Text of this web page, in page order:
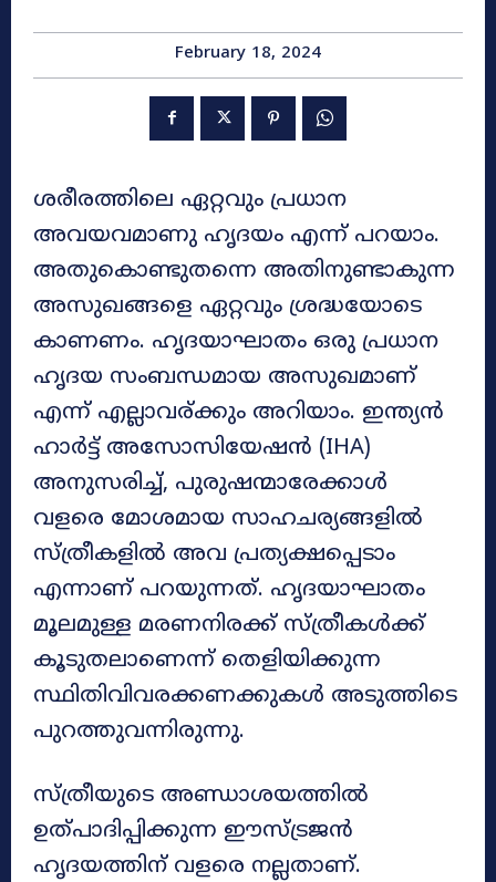
February 18, 2024
ശരീരത്തിലെ ഏറ്റവും പ്രധാന
അവയവമാണു ഹൃദയം എന്ന് പറയാം.
അതുകൊണ്ടുതന്നെ അതിനുണ്ടാകുന്ന
അസുഖങ്ങളെ ഏറ്റവും ശ്രദ്ധയോടെ
കാണണം. ഹൃദയാഘാതം ഒരു പ്രധാന
ഹൃദയ സംബന്ധമായ അസുഖമാണ്
എന്ന് എല്ലാവര്ക്കും അറിയാം. ഇന്ത്യൻ
ഹാർട്ട് അസോസിയേഷൻ (IHA)
അനുസരിച്ച്, പുരുഷന്മാരേക്കാൾ
വളരെ മോശമായ സാഹചര്യങ്ങളിൽ
സ്ത്രീകളിൽ അവ പ്രത്യക്ഷപ്പെടാം
എന്നാണ് പറയുന്നത്. ഹൃദയാഘാതം
മൂലമുള്ള മരണനിരക്ക് സ്ത്രീകൾക്ക്
കൂടുതലാണെന്ന് തെളിയിക്കുന്ന
സ്ഥിതിവിവരക്കണക്കുകൾ അടുത്തിടെ
പുറത്തുവന്നിരുന്നു.
സ്ത്രീയുടെ അണ്ഡാശയത്തിൽ
ഉത്പാദിപ്പിക്കുന്ന ഈസ്ട്രജൻ
ഹൃദയത്തിന് വളരെ നല്ലതാണ്.